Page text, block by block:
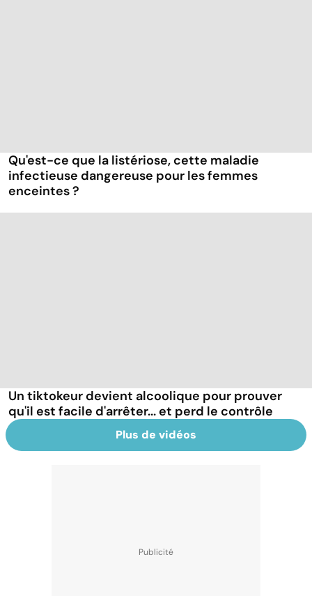
Qu'est-ce que la listériose, cette maladie
infectieuse dangereuse pour les femmes
enceintes ?
Un tiktokeur devient alcoolique pour prouver
qu'il est facile d'arrêter... et perd le contrôle
Plus de vidéos